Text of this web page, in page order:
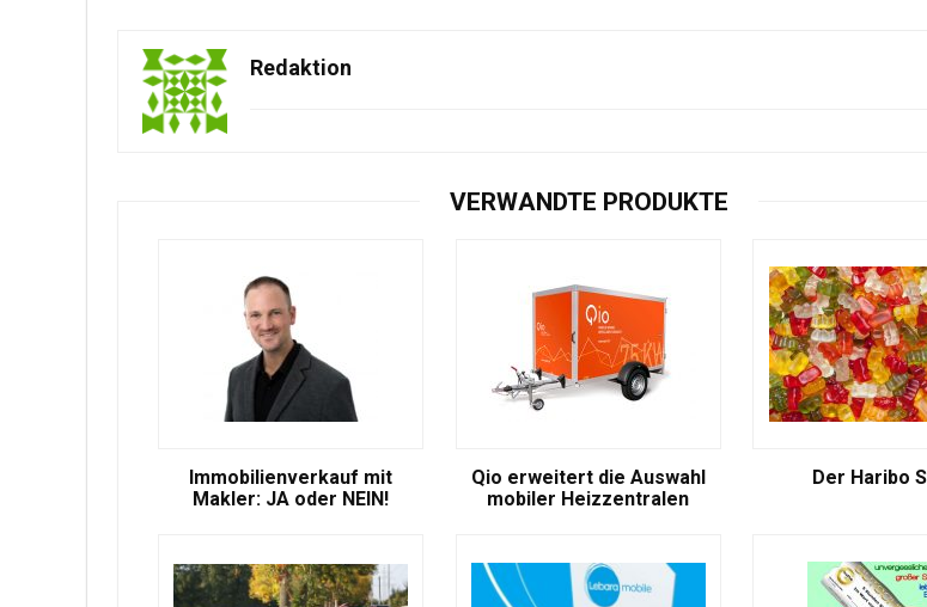
Redaktion
VERWANDTE PRODUKTE
Immobilienverkauf mit
Makler: JA oder NEIN!
Qio erweitert die Auswahl
mobiler Heizzentralen
Der Haribo